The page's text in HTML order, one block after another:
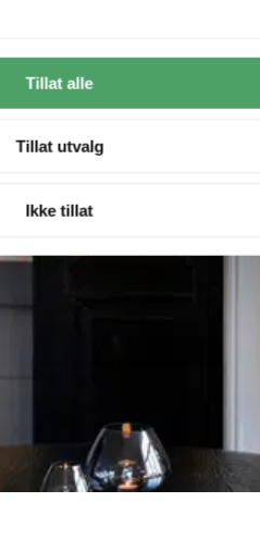
Tillat alle
Tillat utvalg
Ikke tillat